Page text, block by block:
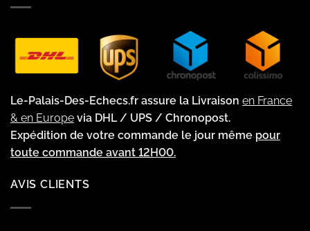
Le-Palais-Des-Echecs.fr assure la Livraison en France
& en Europe via DHL / UPS / Chronopost.
Expédition de votre commande le jour même pour
toute commande avant 12H00.
AVIS CLIENTS